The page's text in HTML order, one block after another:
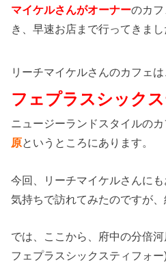
マイケルさんがオーナーのカ
き、早速お店まで行ってきまし
リーチマイケルさんのカフェは
フェプラスシック
ニュージーランドスタイルのカ
原というところにあります。
今回、リーチマイケルさんに
気持ちで訪れてみたのですが、
では、ここから、府中の分倍
フェプラスシックスティフォ